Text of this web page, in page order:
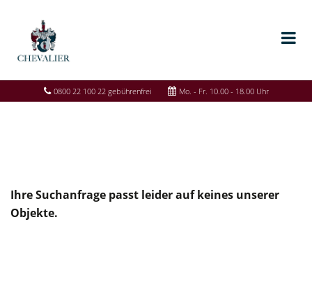
0800 22 100 22 gebührenfrei Mo. - Fr. 10.00 - 18.00 Uhr
Ihre Suchanfrage passt leider auf keines unserer
Objekte.